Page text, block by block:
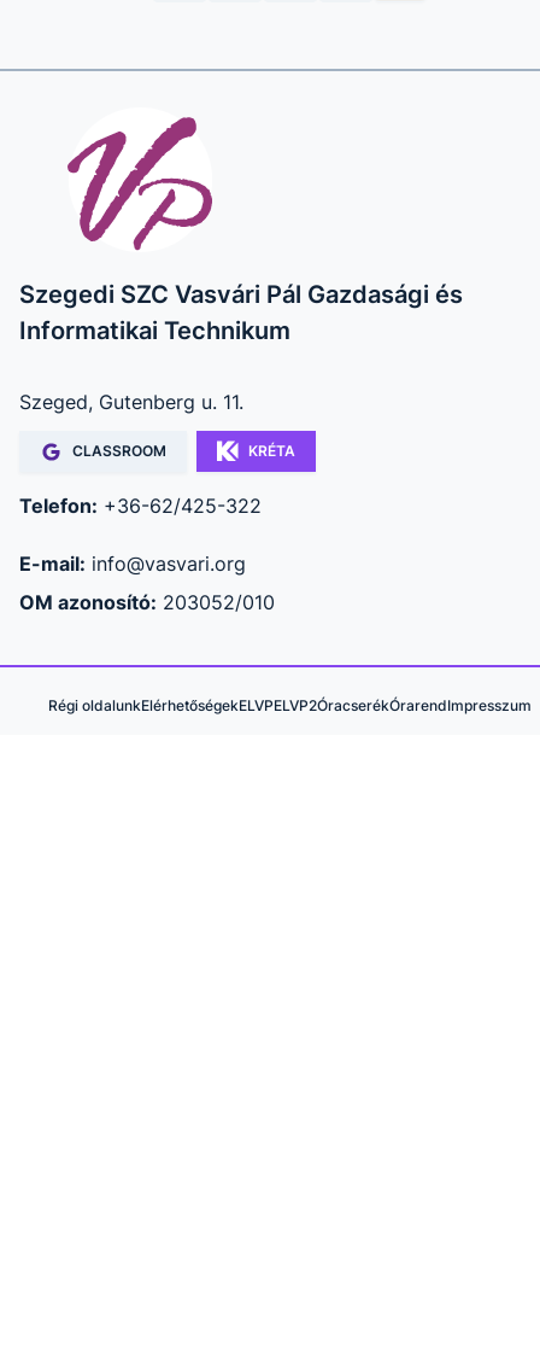
Szegedi SZC Vasvári Pál Gazdasági és
Informatikai Technikum
Szeged, Gutenberg u. 11.
CLASSROOM KRÉTA
Telefon: +36-62/425-322
E-mail: info@vasvari.org
OM azonosító: 203052/010
Régi oldalunkElérhetőségekELVPELVP2ÓracserékÓrarendImpresszum